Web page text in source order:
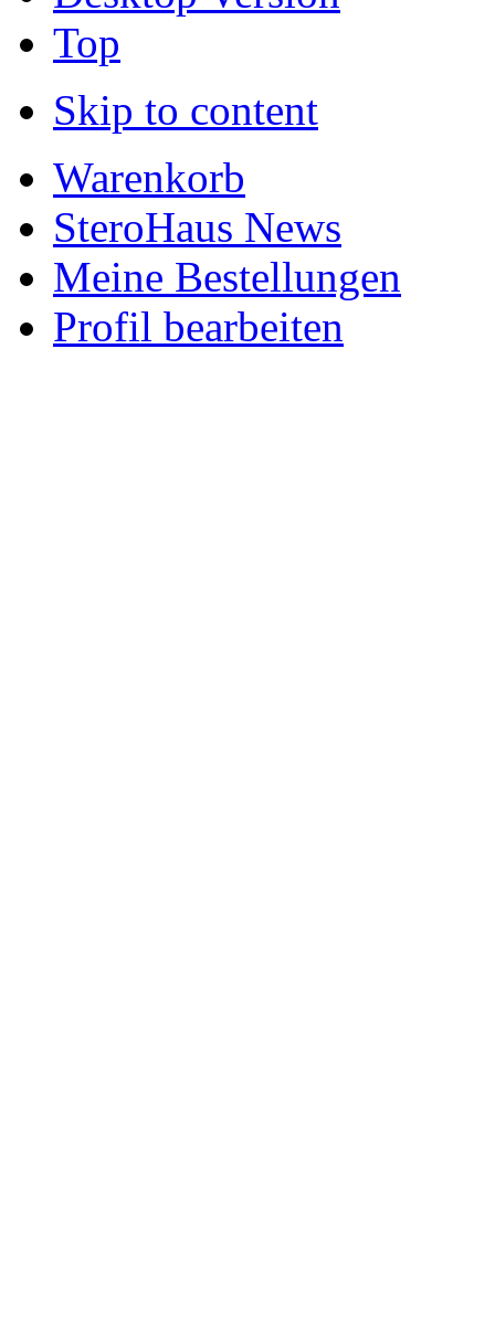
Top
Skip to content
Warenkorb
SteroHaus News
Meine Bestellungen
Profil bearbeiten